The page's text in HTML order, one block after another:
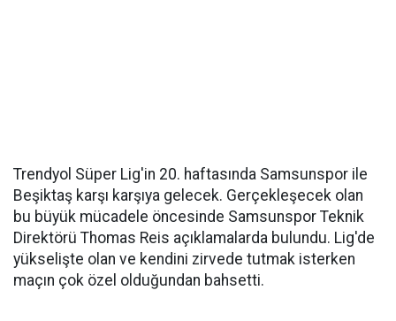
Trendyol Süper Lig'in 20. haftasında Samsunspor ile
Beşiktaş karşı karşıya gelecek. Gerçekleşecek olan
bu büyük mücadele öncesinde Samsunspor Teknik
Direktörü Thomas Reis açıklamalarda bulundu. Lig'de
yükselişte olan ve kendini zirvede tutmak isterken
maçın çok özel olduğundan bahsetti.